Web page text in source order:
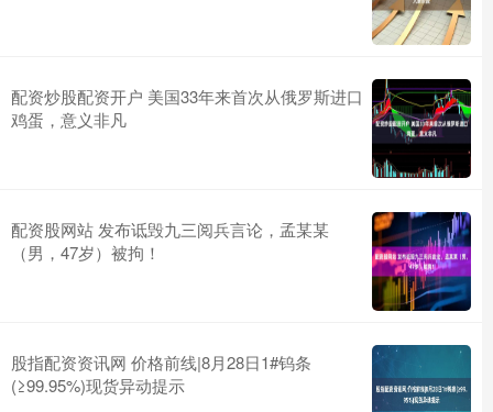
配资炒股配资开户 美国33年来首次从俄罗斯进口
鸡蛋，意义非凡
配资股网站 发布诋毁九三阅兵言论，孟某某
（男，47岁）被拘！
股指配资资讯网 价格前线|8月28日1#钨条
(≥99.95%)现货异动提示